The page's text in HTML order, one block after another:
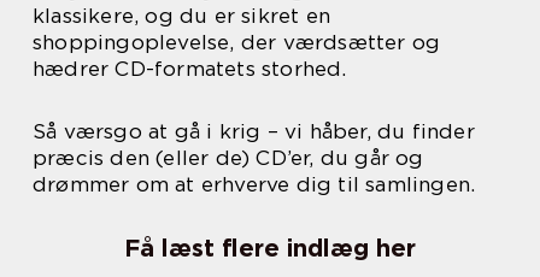
klassikere, og du er sikret en
shoppingoplevelse, der værdsætter og
hædrer CD-formatets storhed.
Så værsgo at gå i krig – vi håber, du finder
præcis den (eller de) CD’er, du går og
drømmer om at erhverve dig til samlingen.
Få læst flere indlæg her